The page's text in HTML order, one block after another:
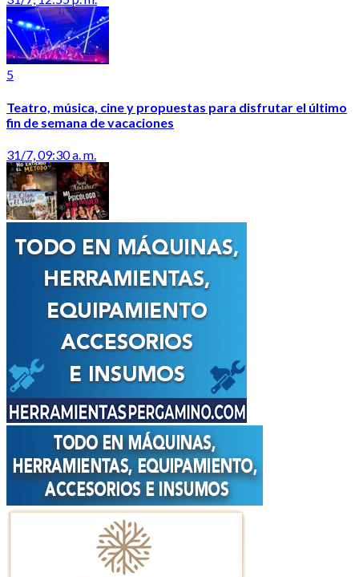
5
Teatro, música, cine y propuestas para disfrutar el último
fin de semana de vacaciones
31/7, 09:30 a. m.